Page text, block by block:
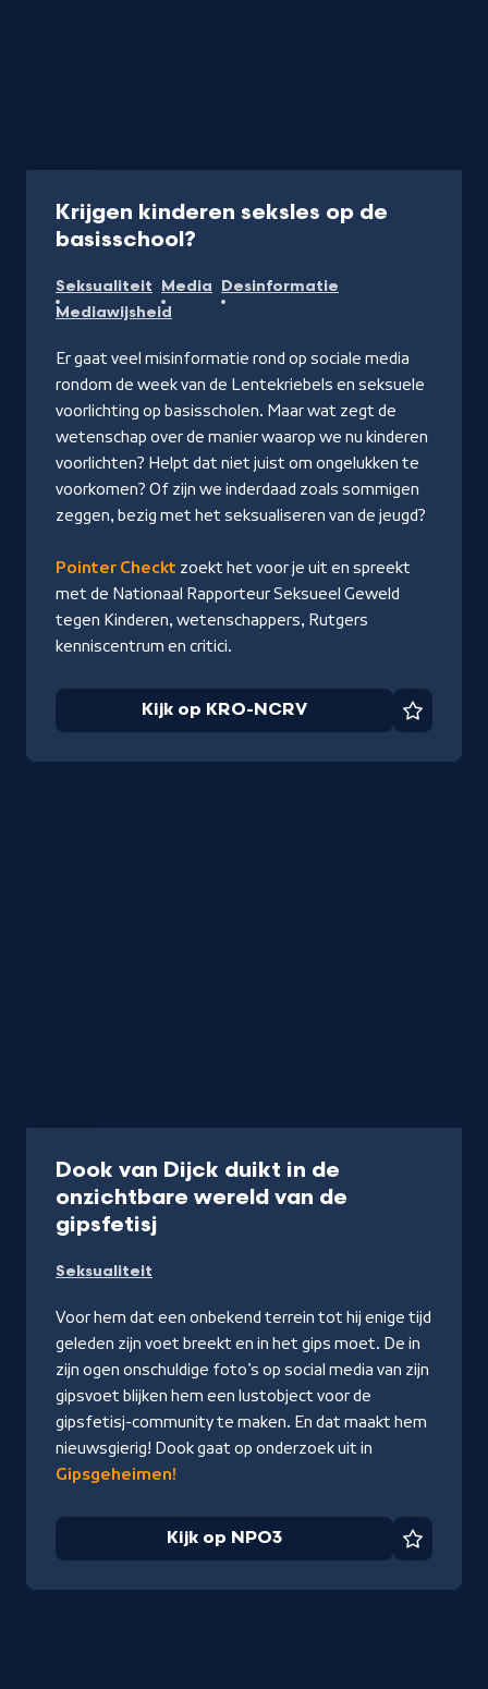
Krijgen kinderen seksles op de
basisschool?
op
NCRV
Seksualiteit Media Desinformatie
Mediawijsheid
Er gaat veel misinformatie rond op sociale media
rondom de week van de Lentekriebels en seksuele
voorlichting op basisscholen. Maar wat zegt de
wetenschap over de manier waarop we nu kinderen
voorlichten? Helpt dat niet juist om ongelukken te
voorkomen? Of zijn we inderdaad zoals sommigen
zeggen, bezig met het seksualiseren van de jeugd?
Pointer Checkt zoekt het voor je uit en spreekt
met de Nationaal Rapporteur Seksueel Geweld
tegen Kinderen, wetenschappers, Rutgers
kenniscentrum en critici.
Kijk op KRO-NCRV
Dook van Dijck duikt in de
onzichtbare wereld van de
gipsfetisj-
NPO3
Seksualiteit
Voor hem dat een onbekend terrein tot hij enige tijd
geleden zijn voet breekt en in het gips moet. De in
zijn ogen onschuldige foto’s op social media van zijn
gipsvoet blijken hem een lustobject voor de
gipsfetisj-community te maken. En dat maakt hem
nieuwsgierig! Dook gaat op onderzoek uit in
Gipsgeheimen!
Kijk op NPO3